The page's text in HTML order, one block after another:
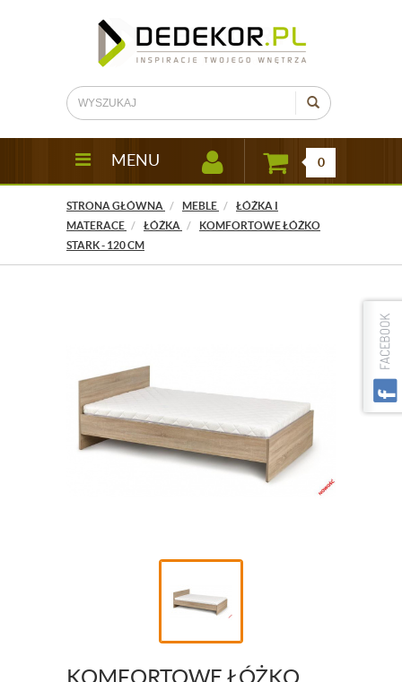
MENU 0
STRONA GŁÓWNA MEBLE
ŁÓŻKA I
MATERACE
ŁÓŻKA
KOMFORTOWE ŁÓŻKO
STARK - 120 CM
KOMFORTOWE ŁÓŻKO